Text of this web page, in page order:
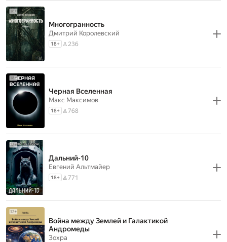
Многогранность
Дмитрий Королевский
18+ 236
Черная Вселенная
Макс Максимов
18+ 768
Дальний-10
Евгений Альтмайер
18+ 771
Война между Землей и Галактикой
Андромеды
Зохра